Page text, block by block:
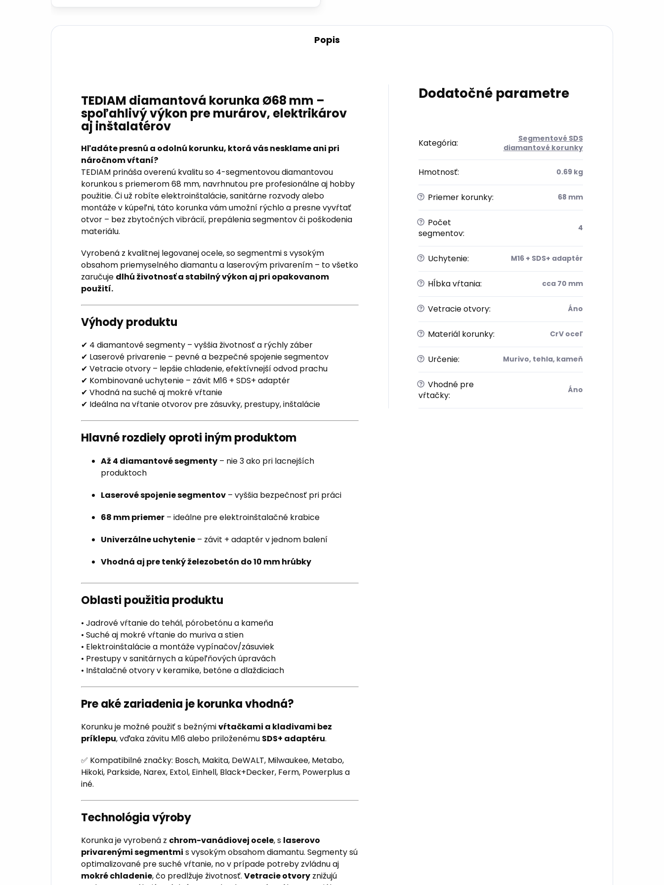
Popis
TEDIAM diamantová korunka Ø68 mm –
spoľahlivý výkon pre murárov, elektrikárov
aj inštalatérov
Hľadáte presnú a odolnú korunku, ktorá vás nesklame ani pri
náročnom vŕtaní?
TEDIAM prináša overenú kvalitu so 4-segmentovou diamantovou
korunkou s priemerom 68 mm, navrhnutou pre profesionálne aj hobby
použitie. Či už robíte elektroinštalácie, sanitárne rozvody alebo
montáže v kúpeľni, táto korunka vám umožní rýchlo a presne vyvŕtať
otvor – bez zbytočných vibrácií, prepálenia segmentov či poškodenia
materiálu.
Vyrobená z kvalitnej legovanej ocele, so segmentmi s vysokým
obsahom priemyselného diamantu a laserovým privarením – to všetko
zaručuje dlhú životnosť a stabilný výkon aj pri opakovanom
použití.
Výhody produktu
✔ 4 diamantové segmenty – vyššia životnosť a rýchly záber
✔ Laserové privarenie – pevné a bezpečné spojenie segmentov
✔ Vetracie otvory – lepšie chladenie, efektívnejší odvod prachu
✔ Kombinované uchytenie – závit M16 + SDS+ adaptér
✔ Vhodná na suché aj mokré vŕtanie
✔ Ideálna na vŕtanie otvorov pre zásuvky, prestupy, inštalácie
Hlavné rozdiely oproti iným produktom
Až 4 diamantové segmenty – nie 3 ako pri lacnejších
produktoch
Laserové spojenie segmentov – vyššia bezpečnosť pri práci
68 mm priemer – ideálne pre elektroinštalačné krabice
Univerzálne uchytenie – závit + adaptér v jednom balení
Vhodná aj pre tenký železobetón do 10 mm hrúbky
Oblasti použitia produktu
• Jadrové vŕtanie do tehál, pórobetónu a kameňa
• Suché aj mokré vŕtanie do muriva a stien
• Elektroinštalácie a montáže vypínačov/zásuviek
• Prestupy v sanitárnych a kúpeľňových úpravách
• Inštalačné otvory v keramike, betóne a dlaždiciach
Pre aké zariadenia je korunka vhodná?
Korunku je možné použiť s bežnýmivŕtačkami a kladivami bez
príklepu, vďaka závitu M16 alebo priloženému SDS+ adaptéru.
✅ Kompatibilné značky: Bosch, Makita, DeWALT, Milwaukee, Metabo,
Hikoki, Parkside, Narex, Extol, Einhell, Black+Decker, Ferm, Powerplus a
iné.
Technológia výroby
Korunka je vyrobená z chrom-vanádiovej ocele, s laserovo
privarenými segmentmi s vysokým obsahom diamantu. Segmenty sú
optimalizované pre suché vŕtanie, no v prípade potreby zvládnu aj
mokré chladenie, čo predlžuje životnosť. Vetracie otvory znižujú
Dodatočné parametre
Kategória:
Segmentové SDS
diamantové korunky
Hmotnosť: 0.69 kg
? Priemer korunky: 68 mm
? Počet
segmentov: 4
? Uchytenie: M16 + SDS+ adaptér
? Hĺbka vŕtania: cca 70 mm
? Vetracie otvory: Áno
? Materiál korunky: CrV oceľ
? Určenie: Murivo, tehla, kameň
? Vhodné pre
vŕtačky: Áno